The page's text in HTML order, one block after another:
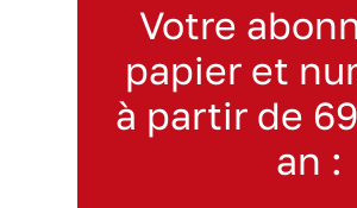
Votre
papier et
à partir de
an :